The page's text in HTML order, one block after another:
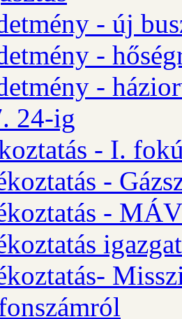
- új
-
-
24-ig
- I.
-
-